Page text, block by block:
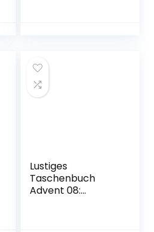
Lustiges
Taschenbuch
Advent 08: